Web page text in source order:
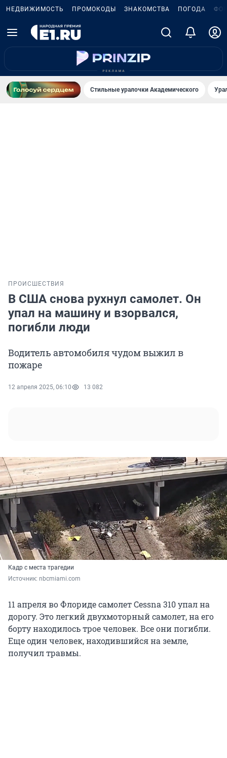
НЕДВИЖИМОСТЬ ПРОМОКОДЫ ЗНАКОМСТВА ПОГОДА
Стильные уралочки Академического
ПРОИСШЕСТВИЯ
В США снова рухнул самолет. Он
упал на машину и взорвался,
погибли люди
Водитель автомобиля чудом выжил в
пожаре
12 апреля 2025, 06:10 13 082
Кадр с места трагедии
Источник: nbcmiami.com
11 апреля во Флориде самолет Cessna 310 упал на
дорогу. Это легкий двухмоторный самолет, на его
борту находилось трое человек. Все они погибли.
Еще один человек, находившийся на земле,
получил травмы.